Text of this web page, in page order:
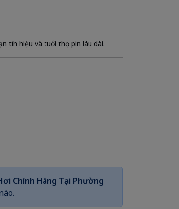
tín hiệu và tuổi thọ pin lâu dài.
Chính Hãng Tại Phường